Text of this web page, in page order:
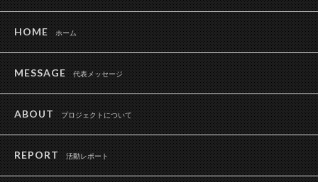
HOME ホーム
MESSAGE 代表メッセージ
ABOUT プロジェクトについて
REPORT 活動レポート